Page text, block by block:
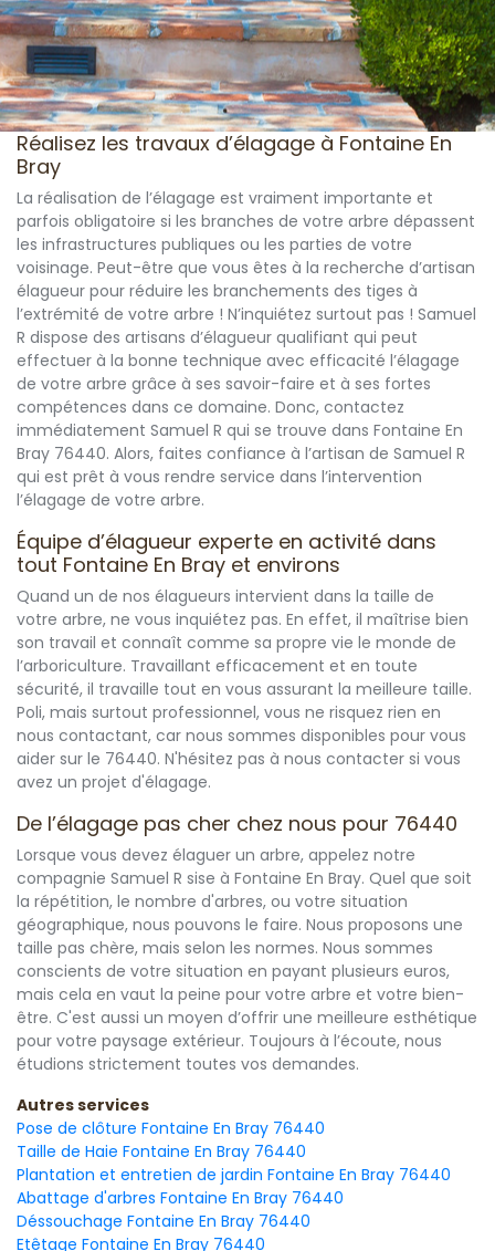
Réalisez les travaux d’élagage à Fontaine En
Bray
La réalisation de l’élagage est vraiment importante et
parfois obligatoire si les branches de votre arbre dépassent
les infrastructures publiques ou les parties de votre
voisinage. Peut-être que vous êtes à la recherche d’artisan
élagueur pour réduire les branchements des tiges à
l’extrémité de votre arbre ! N’inquiétez surtout pas ! Samuel
R dispose des artisans d’élagueur qualifiant qui peut
effectuer à la bonne technique avec efficacité l’élagage
de votre arbre grâce à ses savoir-faire et à ses fortes
compétences dans ce domaine. Donc, contactez
immédiatement Samuel R qui se trouve dans Fontaine En
Bray 76440. Alors, faites confiance à l’artisan de Samuel R
qui est prêt à vous rendre service dans l’intervention
l’élagage de votre arbre.
Équipe d’élagueur experte en activité dans
tout Fontaine En Bray et environs
Quand un de nos élagueurs intervient dans la taille de
votre arbre, ne vous inquiétez pas. En effet, il maîtrise bien
son travail et connaît comme sa propre vie le monde de
l’arboriculture. Travaillant efficacement et en toute
sécurité, il travaille tout en vous assurant la meilleure taille.
Poli, mais surtout professionnel, vous ne risquez rien en
nous contactant, car nous sommes disponibles pour vous
aider sur le 76440. N'hésitez pas à nous contacter si vous
avez un projet d'élagage.
De l’élagage pas cher chez nous pour 76440
Lorsque vous devez élaguer un arbre, appelez notre
compagnie Samuel R sise à Fontaine En Bray. Quel que soit
la répétition, le nombre d'arbres, ou votre situation
géographique, nous pouvons le faire. Nous proposons une
taille pas chère, mais selon les normes. Nous sommes
conscients de votre situation en payant plusieurs euros,
mais cela en vaut la peine pour votre arbre et votre bien-
être. C'est aussi un moyen d’offrir une meilleure esthétique
pour votre paysage extérieur. Toujours à l’écoute, nous
étudions strictement toutes vos demandes.
Autres services
Pose de clôture Fontaine En Bray 76440
Taille de Haie Fontaine En Bray 76440
Plantation et entretien de jardin Fontaine En Bray 76440
Abattage d'arbres Fontaine En Bray 76440
Déssouchage Fontaine En Bray 76440
Etêtage Fontaine En Bray 76440